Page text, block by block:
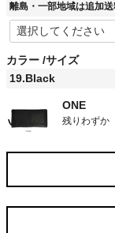
離島・一部地域は追加
カラー サイズ
19.Black
ONE
残りわずか